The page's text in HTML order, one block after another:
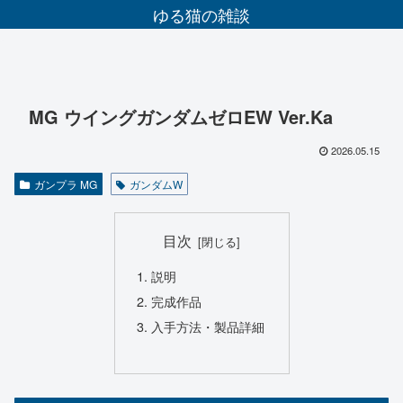
ゆる猫の雑談
MG ウイングガンダムゼロEW Ver.Ka
2026.05.15
ガンプラ MG ガンダムW
目次
説明
完成作品
入手方法・製品詳細